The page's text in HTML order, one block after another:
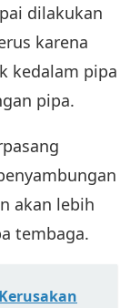
dilakukan
karena
kedalam pipa
pipa.
akan lebih
tembaga.